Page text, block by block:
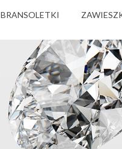
BRANSOLETKI